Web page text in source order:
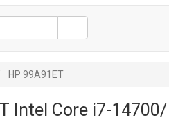
HP 99A91ET
Intel Core i7-